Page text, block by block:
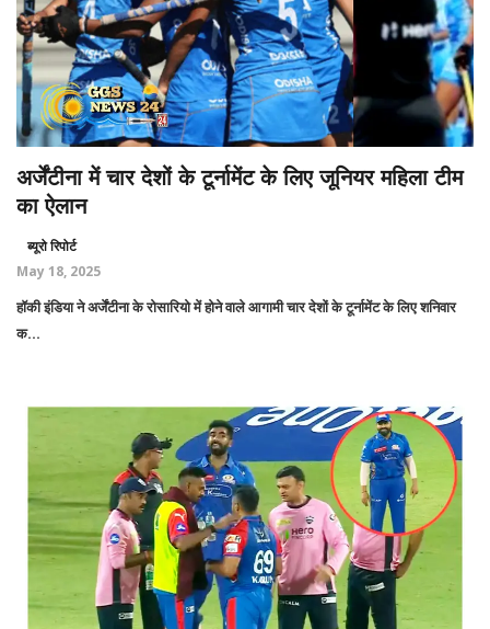
अर्जेंटीना में चार देशों के टूर्नामेंट के लिए जूनियर महिला टीम
का ऐलान
ब्यूरो रिपोर्ट
May 18, 2025
हॉकी इंडिया ने अर्जेंटीना के रोसारियो में होने वाले आगामी चार देशों के टूर्नामेंट के लिए शनिवार
क...